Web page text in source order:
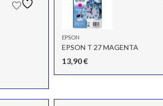
EPSON
EPSON T 27 MAGENTA
13,90€